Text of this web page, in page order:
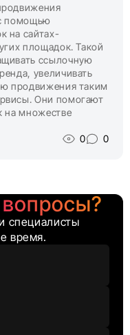
помощью
на сайтах-
площадок. Такой
ссылочную
увеличивать
продвижения таким
Они помогают
на множестве
0 0
вопросы?
специалисты
время.